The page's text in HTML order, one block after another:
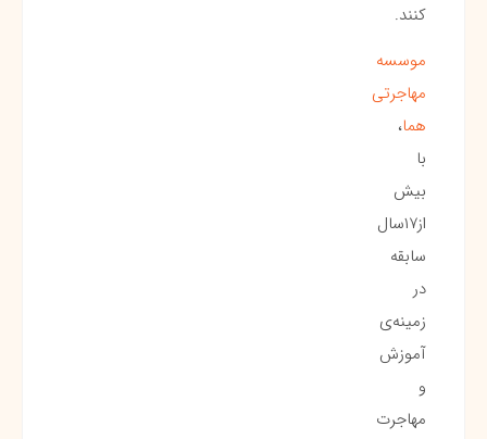
کنند.
موسسه
مهاجرتی
هما،
با
بیش
از۱۷سال
سابقه
در
زمینه‌ی
آموزش
و
مهاجرت